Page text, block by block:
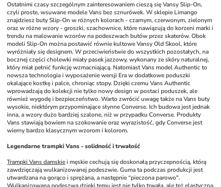
Ostatnimi czasy szczególnym zainteresowaniem cieszą się Vansy Slip-On,
czyli proste, wsuwane modele Vans bez sznurówek. W sklepie Limango
znajdziesz buty Slip-On w różnych kolorach - czarnym, czerwonym, zielonym
oraz w różne wzory - groszki, szachownice, które nawiązują do korzeni marki i
trendu na malowanie wzorów na podeszwach butów przez skaterów. Obok
modeli Slip-On można postawić równie kultowe Vansy Old Skool, które
wyróżniały się designem. W przeciwieństwie do wszystkich pozostałych, na
bocznej części cholewki miały pasek jazzowy, wykonany ze skóry naturalnej,
który miał pełnić funkcję wzmacniającą. Natomiast Vans model Authentic to
nowsza technologia i wyposażenie wersji Era w dodatkowe poduszki
okalające kostkę i palce, chroniąc stopy. Dzięki czemu Vans Authentic
wprowadzają do kolekcji nie tylko nowy design w postaci poduszek, ale
również wygodę i bezpieczeństwo. Warto zwrócić uwagę także na Vans buty
wysokie, niektórym przypominające słynne Converse. Ich budowa jest jednak
inna, a wzory dużo bardziej szalone, niż w przypadku Converse. Produkty
Vans stawiają bowiem na szokowanie oraz wyrazistość, gdy Converse jest
wierny bardzo klasycznym wzorom i kolorom.
Legendarne trampki Vans - solidność i trwałość
Trampki Vans damskie i męskie cechują się doskonałą przyczepnością, którą
zawdzięczają wulkanizowanej podeszwie. Guma ta podczas produkcji jest
utwardzana na gorąco i sprężana, a następnie “pieczona parowo".